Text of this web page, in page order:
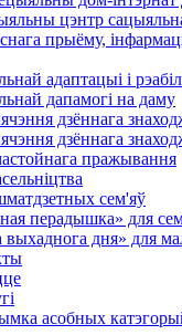
цэнтр
прыёму,
адаптацыі і
дапамогі на даму
дзённага
дзённага
пражывання
сем'яў
перадышка» для
выхаднога дня» для
асобных